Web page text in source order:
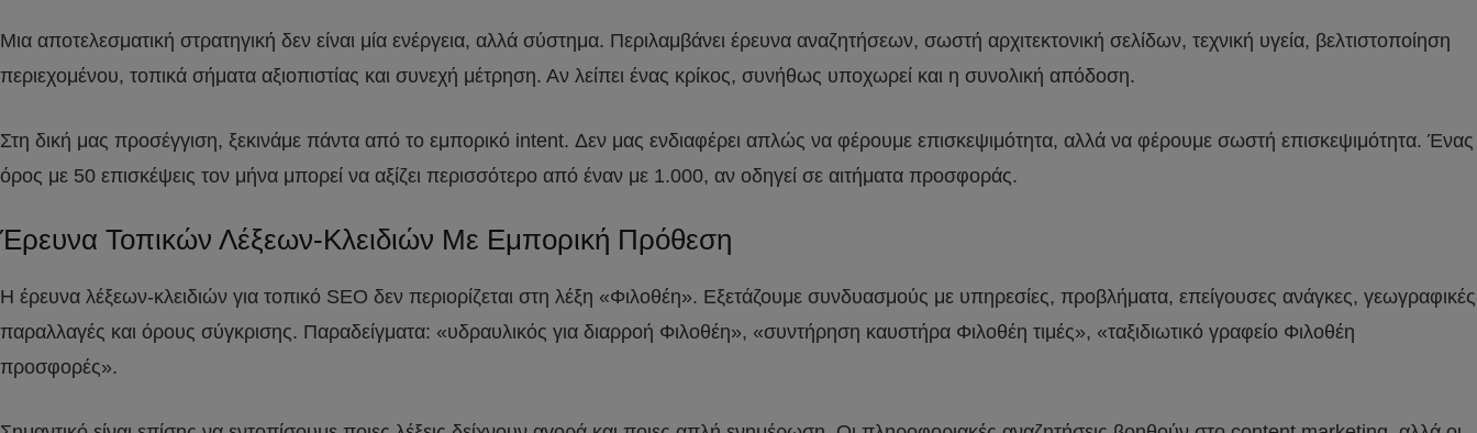
Μια αποτελεσματική στρατηγική δεν είναι μία ενέργεια, αλλά σύστημα. Περιλαμβάνει έρευνα αναζητήσεων, σωστή αρχιτεκτονική σελίδων, τεχνική υγεία, βελτιστοποίηση
περιεχομένου, τοπικά σήματα αξιοπιστίας και συνεχή μέτρηση. Αν λείπει ένας κρίκος, συνήθως υποχωρεί και η συνολική απόδοση.
Στη δική μας προσέγγιση, ξεκινάμε πάντα από το εμπορικό intent. Δεν μας ενδιαφέρει απλώς να φέρουμε επισκεψιμότητα, αλλά να φέρουμε σωστή επισκεψιμότητα. Ένας
όρος με 50 επισκέψεις τον μήνα μπορεί να αξίζει περισσότερο από έναν με 1.000, αν οδηγεί σε αιτήματα προσφοράς.
Έρευνα Τοπικών Λέξεων-Κλειδιών Με Εμπορική Πρόθεση
Η έρευνα λέξεων-κλειδιών για τοπικό SEO δεν περιορίζεται στη λέξη «Φιλοθέη». Εξετάζουμε συνδυασμούς με υπηρεσίες, προβλήματα, επείγουσες ανάγκες, γεωγραφικές
παραλλαγές και όρους σύγκρισης. Παραδείγματα: «υδραυλικός για διαρροή Φιλοθέη», «συντήρηση καυστήρα Φιλοθέη τιμές», «ταξιδιωτικό γραφείο Φιλοθέη
προσφορές».